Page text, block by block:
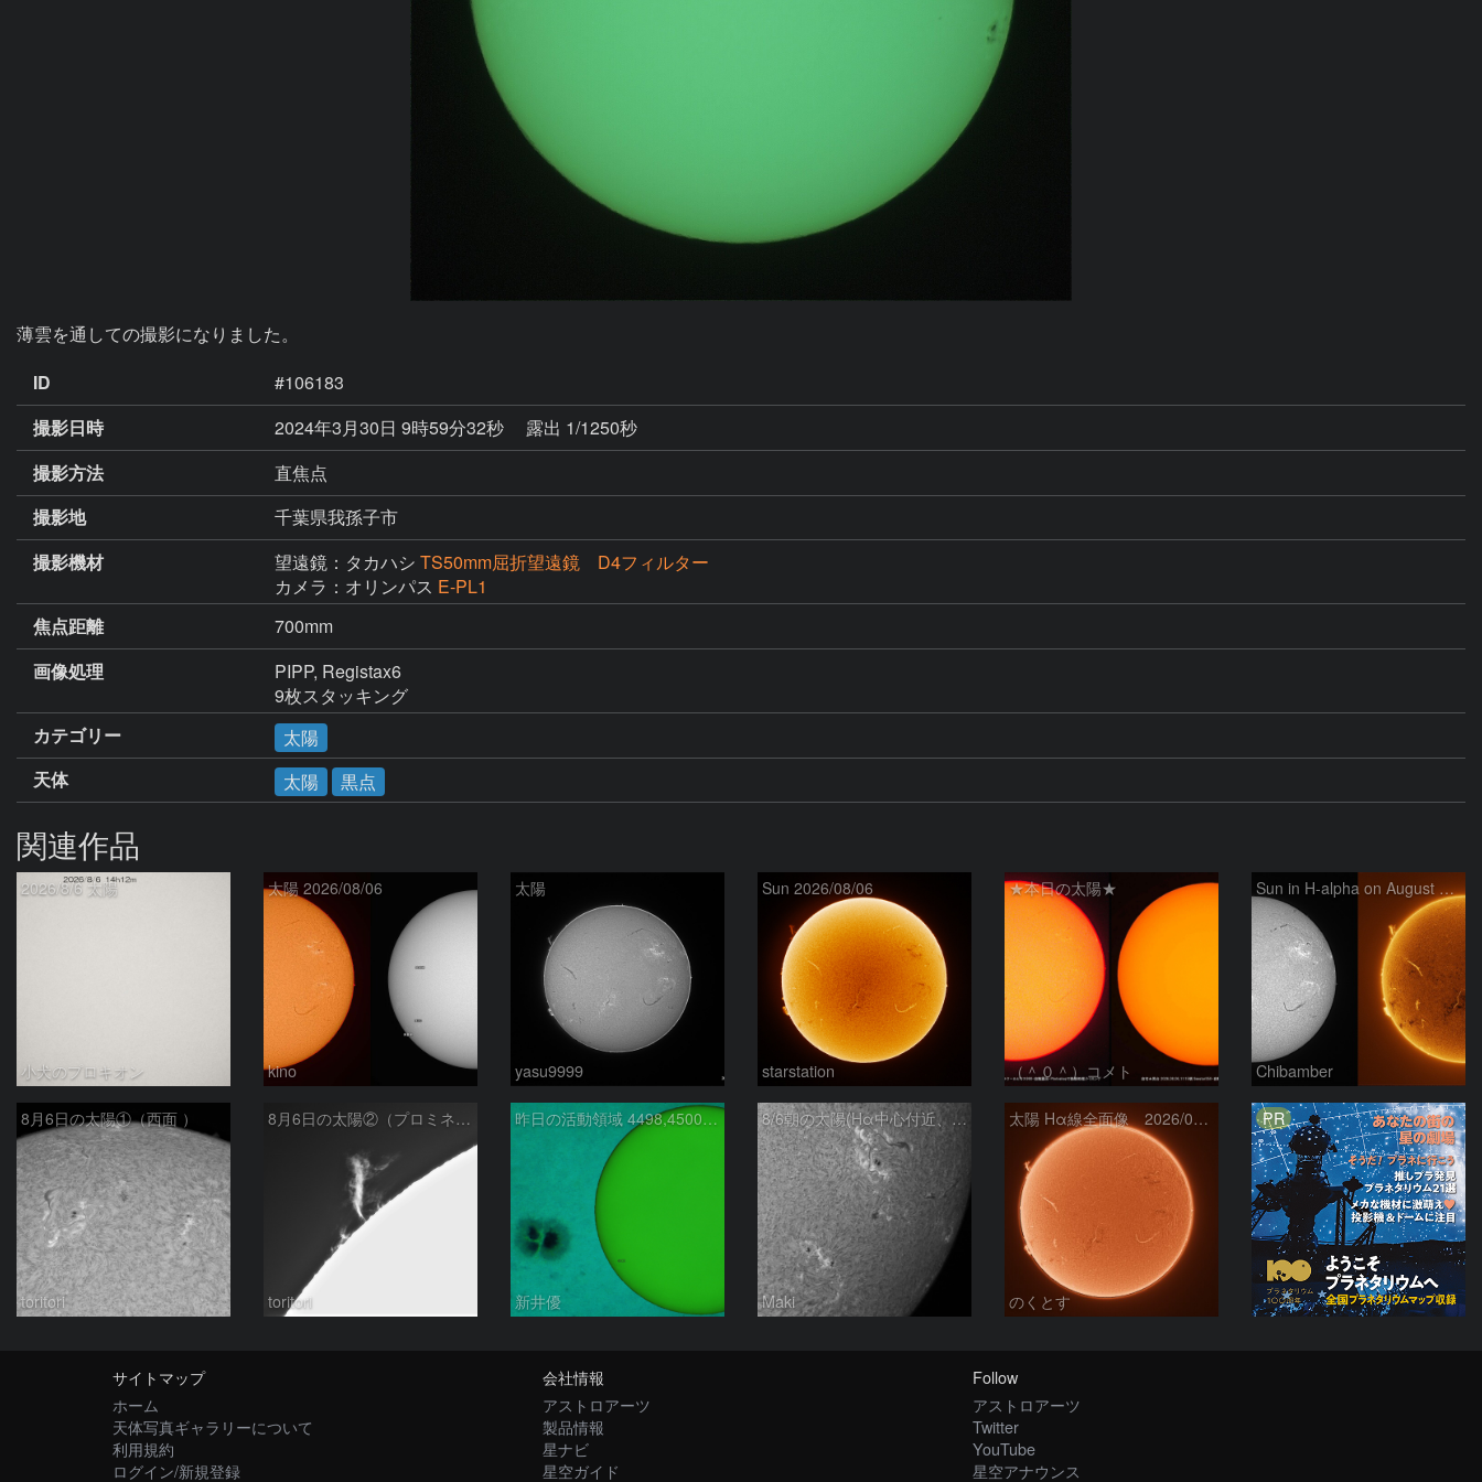
薄雲を通しての撮影になりました。
ID
#106183
撮影日時
2024年3月30日 9時59分32秒
露出 1/1250秒
撮影方法
直焦点
撮影地
千葉県我孫子市
撮影機材
望遠鏡：タカハシ TS50mm屈折望遠鏡 D4フィルター
カメラ：オリンパス E-PL1
焦点距離
700mm
画像処理
PIPP, Registax6
9枚スタッキング
カテゴリー
太陽
天体
太陽 黒点
関連作品
2026/8/6 太陽
小犬のプロキオン
太陽 2026/08/06
kino
太陽
yasu9999
Sun 2026/08/06
starstation
★本日の太陽★
（＾０＾）コメト
Sun in H-alpha on August 6, 2026
Chibamber
8月6日の太陽①（西面 ）
toritori
8月6日の太陽②（プロミネン北東縁 ）
toritori
昨日の活動領域 4498,4500：2026/08/05
新井優
8/6朝の太陽(Hα中心付近、4498、4502付近)
Maki
太陽 Hα線全面像 2026/08/06
のくとす
PR
サイトマップ
ホーム
天体写真ギャラリーについて
利用規約
ログイン/新規登録
会社情報
アストロアーツ
製品情報
星ナビ
星空ガイド
Follow
アストロアーツ
Twitter
YouTube
星空アナウンス